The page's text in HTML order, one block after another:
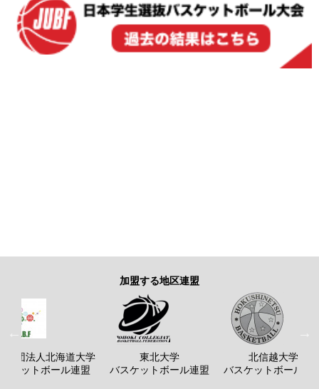
加盟する地区連盟
社団法人北海道大学
ケットボール連盟
東北大学
バスケットボール連盟
北信越大学
バスケットボール連